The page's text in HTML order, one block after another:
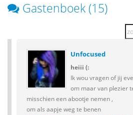
Gastenboek (15)
Unfocused
heiii (:
Ik wou vragen of jij
om maar van plezier
misschien een abootje nemen ,
om als aapje weg te benen